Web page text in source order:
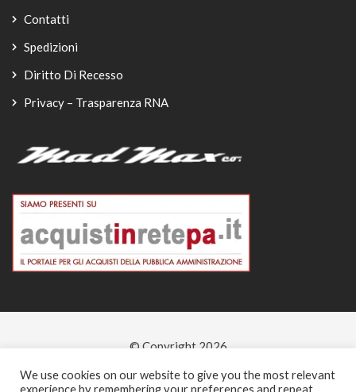
Contatti
Spedizioni
Diritto Di Recesso
Privacy – Trasparenza RNA
© Copyright 2026
-
We use cookies on our website to give you the most relevant
experience by remembering your preferences and repeat